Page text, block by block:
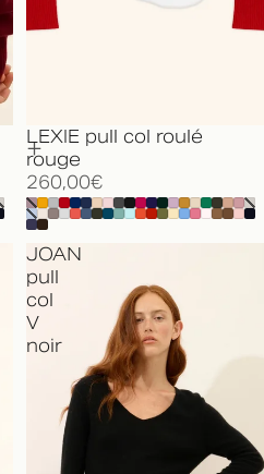
LEXIE pull col roulé
rouge
260,00€
JOAN
pull
col
V
noir